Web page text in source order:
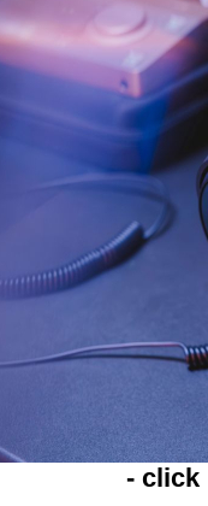
- click